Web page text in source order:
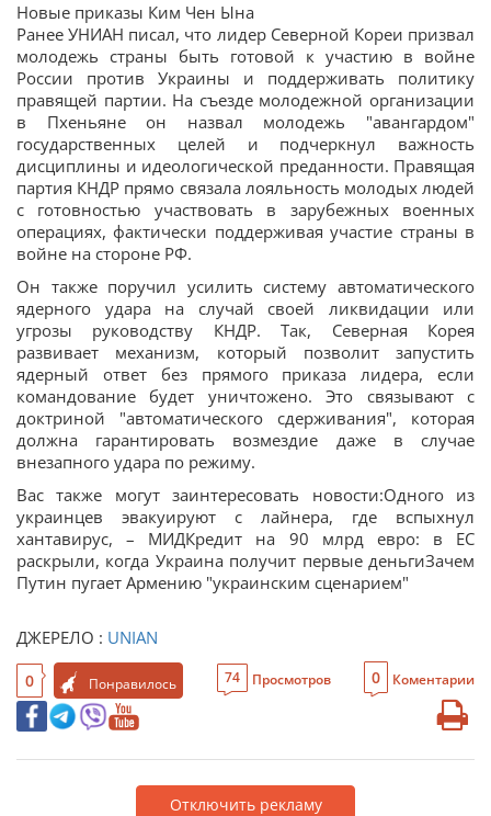
Новые приказы Ким Чен Ына
Ранее УНИАН писал, что лидер Северной Кореи призвал
молодежь страны быть готовой к участию в войне
России против Украины и поддерживать политику
правящей партии. На съезде молодежной организации
в Пхеньяне он назвал молодежь "авангардом"
государственных целей и подчеркнул важность
дисциплины и идеологической преданности. Правящая
партия КНДР прямо связала лояльность молодых людей
с готовностью участвовать в зарубежных военных
операциях, фактически поддерживая участие страны в
войне на стороне РФ.
Он также поручил усилить систему автоматического
ядерного удара на случай своей ликвидации или
угрозы руководству КНДР. Так, Северная Корея
развивает механизм, который позволит запустить
ядерный ответ без прямого приказа лидера, если
командование будет уничтожено. Это связывают с
доктриной "автоматического сдерживания", которая
должна гарантировать возмездие даже в случае
внезапного удара по режиму.
Вас также могут заинтересовать новости:Одного из
украинцев эвакуируют с лайнера, где вспыхнул
хантавирус, – МИДКредит на 90 млрд евро: в ЕС
раскрыли, когда Украина получит первые деньгиЗачем
Путин пугает Армению "украинским сценарием"
ДЖЕРЕЛО : UNIAN
0 Понравилось 74 Просмотров 0 Коментарии
Отключить рекламу